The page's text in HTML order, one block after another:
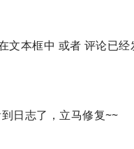
文本框中 或者 评论已
日志了，立马修复~~